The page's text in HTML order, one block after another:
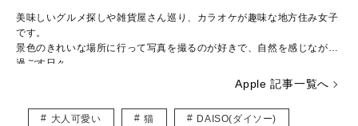
美味しいグルメ探しや雑貨屋さん巡り、カラオケが趣味な地方住み女子
です。
景色のきれいな場所に行って写真を撮るのが好きで、自然を感じながら
過ごす日々。
お出かけしながら100均に寄りますが、便利グッズを発見すると嬉しく
みんなが笑顔になれる情報を発信できたらと思っています。
Apple 記事一覧へ
大人可愛い 猫 DAISO(ダイソー)